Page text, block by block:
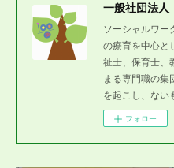
一般社団法
ソーシャルワー
の療育を中心と
祉士、保育士、
まる専門職の集
を起こし、ない
フォロー